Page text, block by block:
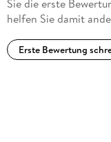
Sie die erste
helfen Sie damit
Erste Bewertung